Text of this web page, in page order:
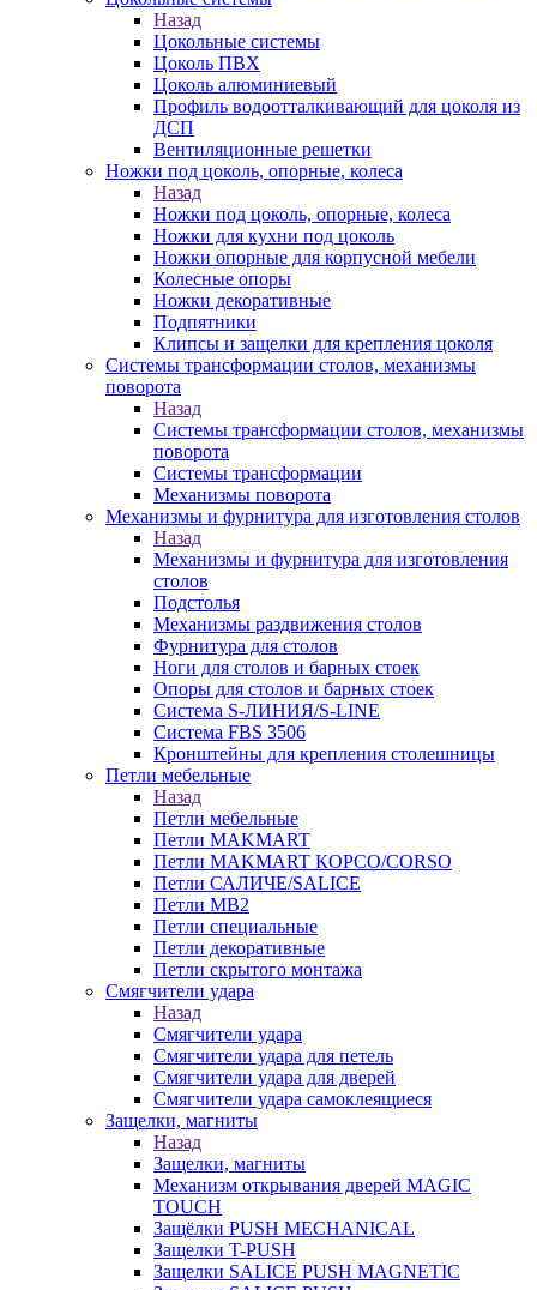
Назад
Цокольные системы
Цоколь ПВХ
Цоколь алюминиевый
Профиль водоотталкивающий для цоколя из
ДСП
Вентиляционные решетки
Ножки под цоколь, опорные, колеса
Назад
Ножки под цоколь, опорные, колеса
Ножки для кухни под цоколь
Ножки опорные для корпусной мебели
Колесные опоры
Ножки декоративные
Подпятники
Клипсы и защелки для крепления цоколя
Системы трансформации столов, механизмы
поворота
Назад
Системы трансформации столов, механизмы
поворота
Системы трансформации
Механизмы поворота
Механизмы и фурнитура для изготовления столов
Назад
Механизмы и фурнитура для изготовления
столов
Подстолья
Механизмы раздвижения столов
Фурнитура для столов
Ноги для столов и барных стоек
Опоры для столов и барных стоек
Система S-ЛИНИЯ/S-LINE
Система FBS 3506
Кронштейны для крепления столешницы
Петли мебельные
Назад
Петли мебельные
Петли MAKMART
Петли MAKMART КОРСО/CORSO
Петли САЛИЧЕ/SALICE
Петли MB2
Петли специальные
Петли декоративные
Петли скрытого монтажа
Смягчители удара
Назад
Смягчители удара
Смягчители удара для петель
Смягчители удара для дверей
Cмягчители удара самоклеящиеся
Защелки, магниты
Назад
Защелки, магниты
Механизм открывания дверей MAGIC
TOUCH
Защёлки PUSH MECHANICAL
Защелки T-PUSH
Защелки SALICE PUSH MAGNETIC